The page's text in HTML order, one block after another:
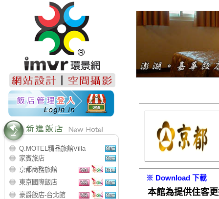
Q.MOTEL精品旅館Villa
家賓旅店
京都商務旅館
東京國際飯店
豪爵飯店-台北館
※ Download 下載
本館為提供住客